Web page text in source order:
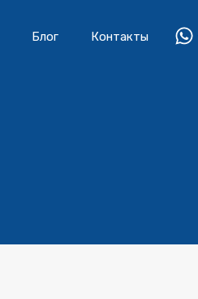
Блог Контакты